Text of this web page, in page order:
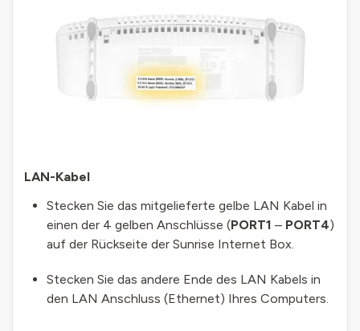
LAN-Kabel
Stecken Sie das mitgelieferte gelbe LAN Kabel in
einen der 4 gelben Anschlüsse (PORT1 – PORT4)
auf der Rückseite der Sunrise Internet Box.
Stecken Sie das andere Ende des LAN Kabels in
den LAN Anschluss (Ethernet) Ihres Computers.